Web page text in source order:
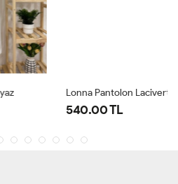
Lonna Pantolon Lacivert
540.00 TL